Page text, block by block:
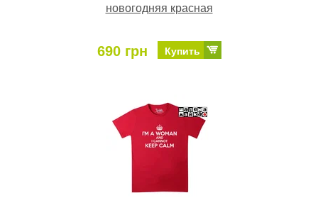
новогодняя красная
690 грн Купить